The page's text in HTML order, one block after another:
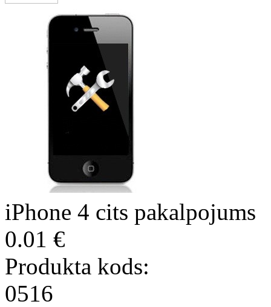
iPhone 4 cits pakalpojums
0.01 €
Produkta kods:
0516